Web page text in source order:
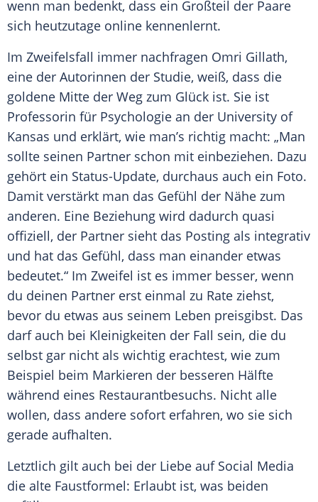
wenn man bedenkt, dass ein Großteil der Paare
sich heutzutage online kennenlernt.
Im Zweifelsfall immer nachfragen Omri Gillath,
eine der Autorinnen der Studie, weiß, dass die
goldene Mitte der Weg zum Glück ist. Sie ist
Professorin für Psychologie an der University of
Kansas und erklärt, wie man’s richtig macht: „Man
sollte seinen Partner schon mit einbeziehen. Dazu
gehört ein Status-Update, durchaus auch ein Foto.
Damit verstärkt man das Gefühl der Nähe zum
anderen. Eine Beziehung wird dadurch quasi
offiziell, der Partner sieht das Posting als integrativ
und hat das Gefühl, dass man einander etwas
bedeutet.“ Im Zweifel ist es immer besser, wenn
du deinen Partner erst einmal zu Rate ziehst,
bevor du etwas aus seinem Leben preisgibst. Das
darf auch bei Kleinigkeiten der Fall sein, die du
selbst gar nicht als wichtig erachtest, wie zum
Beispiel beim Markieren der besseren Hälfte
während eines Restaurantbesuchs. Nicht alle
wollen, dass andere sofort erfahren, wo sie sich
gerade aufhalten.
Letztlich gilt auch bei der Liebe auf Social Media
die alte Faustformel: Erlaubt ist, was beiden